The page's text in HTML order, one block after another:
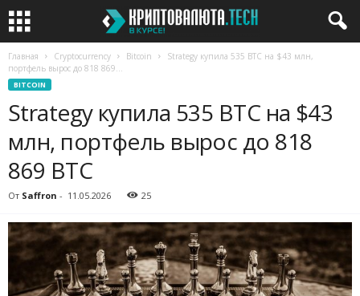
Главная Cryptocurrency Bitcoin
Strategy купила 535 BTC на $43 млн,
портфель вырос до 818 869...
BITCOIN
Strategy купила 535 BTC на $43
млн, портфель вырос до 818
869 BTC
От Saffron - 11.05.2026 25